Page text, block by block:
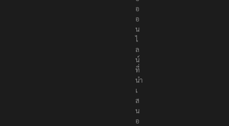
อ
อ
น
ไ
ล
น์
ที่
นำ
เ
ส
น
อ